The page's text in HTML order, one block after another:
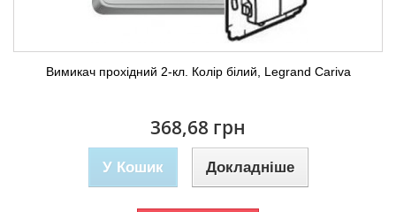
Вимикач прохідний 2-кл. Колір білий, Legrand Cariva
368,68 грн
У Кошик Докладніше